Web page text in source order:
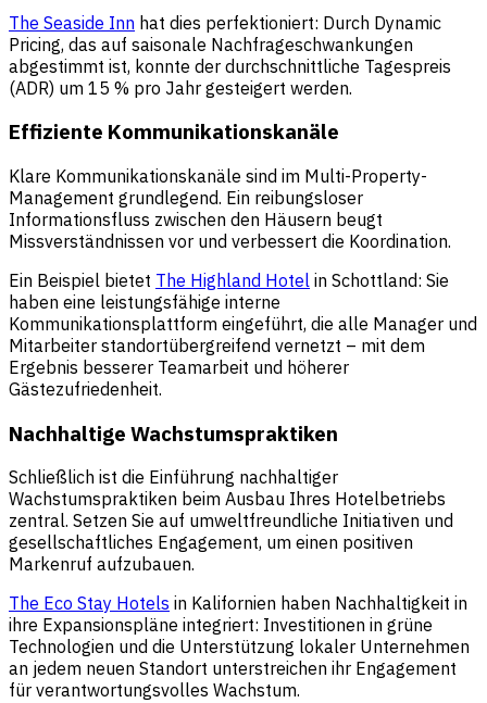
The Seaside Inn hat dies perfektioniert: Durch Dynamic
Pricing, das auf saisonale Nachfrageschwankungen
abgestimmt ist, konnte der durchschnittliche Tagespreis
(ADR) um 15 % pro Jahr gesteigert werden.
Effiziente Kommunikationskanäle
Klare Kommunikationskanäle sind im Multi-Property-
Management grundlegend. Ein reibungsloser
Informationsfluss zwischen den Häusern beugt
Missverständnissen vor und verbessert die Koordination.
Ein Beispiel bietet The Highland Hotel in Schottland: Sie
haben eine leistungsfähige interne
Kommunikationsplattform eingeführt, die alle Manager und
Mitarbeiter standortübergreifend vernetzt – mit dem
Ergebnis besserer Teamarbeit und höherer
Gästezufriedenheit.
Nachhaltige Wachstumspraktiken
Schließlich ist die Einführung nachhaltiger
Wachstumspraktiken beim Ausbau Ihres Hotelbetriebs
zentral. Setzen Sie auf umweltfreundliche Initiativen und
gesellschaftliches Engagement, um einen positiven
Markenruf aufzubauen.
The Eco Stay Hotels in Kalifornien haben Nachhaltigkeit in
ihre Expansionspläne integriert: Investitionen in grüne
Technologien und die Unterstützung lokaler Unternehmen
an jedem neuen Standort unterstreichen ihr Engagement
für verantwortungsvolles Wachstum.